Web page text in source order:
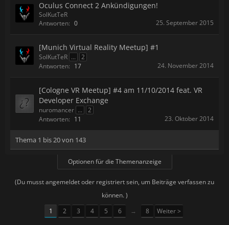
Oculus Connect 2 Ankündigungen!
SolKutTeR
Antworten: 0 25. September 2015
[Munich Virtual Reality Meetup] #1
SolKutTeR ...
2
Antworten: 17 24. November 2014
[Cologne VR Meetup] #4 am 11/10/2014 feat. VR
Developer Exchange
nuromancer ...
2
Antworten: 11 23. Oktober 2014
Thema 1 bis 20 von 143
Optionen für die Themenanzeige
(Du musst angemeldet oder registriert sein, um Beiträge verfassen zu
können. )
1
2 3 4 5 6 → 8 Weiter >